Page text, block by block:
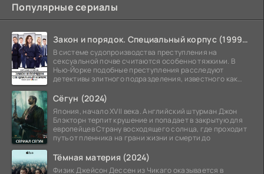
Популярные сериалы
Закон и порядок. Специальный корпус (1999-2026)
В системе судопроизводства преступления на
сексуальной почве считаются особенно тяжкими. В
Нью-Йорке подобные преступления расследуют
детективы элитного подразделения, известного как
Сёгун (2024)
Япония, начало XVII века. Английский штурман Джон
Блэкторн терпит крушение и попадает в закрытую для
европейцев Страну восходящего солнца, где проходит
путь от пленника на грани жизни и смерти до
Тёмная материя (2024)
Физик Джейсон Дессен из Чикаго оказывается в